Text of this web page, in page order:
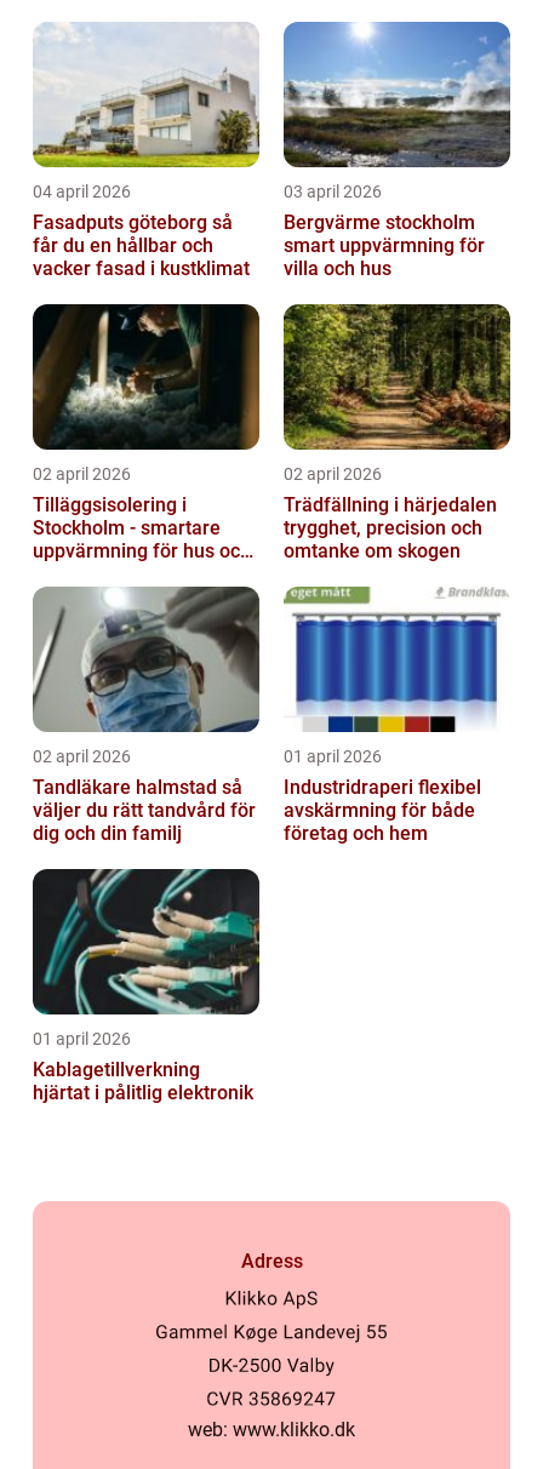
04 april 2026
Fasadputs göteborg så
får du en hållbar och
vacker fasad i kustklimat
03 april 2026
Bergvärme stockholm
smart uppvärmning för
villa och hus
02 april 2026
Tilläggsisolering i
Stockholm - smartare
uppvärmning för hus och
02 april 2026
Trädfällning i härjedalen
trygghet, precision och
omtanke om skogen
02 april 2026
Tandläkare halmstad så
väljer du rätt tandvård för
dig och din familj
01 april 2026
Industridraperi flexibel
avskärmning för både
företag och hem
01 april 2026
Kablagetillverkning
hjärtat i pålitlig elektronik
Adress
web: www.klikko.dk